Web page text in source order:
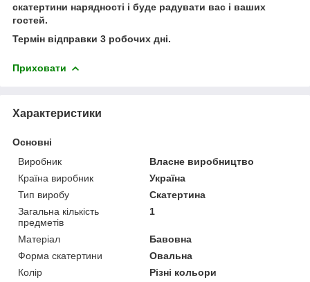
скатертини нарядності і буде радувати вас і ваших
гостей.
Термін відправки 3 робочих дні.
Приховати
Характеристики
Основні
Виробник
Власне виробництво
Країна виробник
Україна
Тип виробу
Скатертина
Загальна кількість
предметів
1
Матеріал
Бавовна
Форма скатертини
Овальна
Колір
Різні кольори